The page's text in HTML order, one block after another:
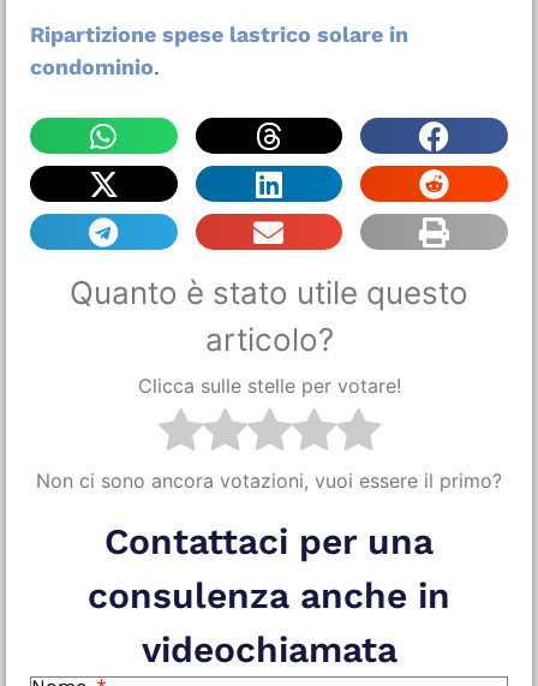
Ripartizione spese lastrico solare in
condominio.
Quanto è stato utile questo
articolo?
Clicca sulle stelle per votare!
Non ci sono ancora votazioni, vuoi essere il primo?
Contattaci per una
consulenza anche in
videochiamata